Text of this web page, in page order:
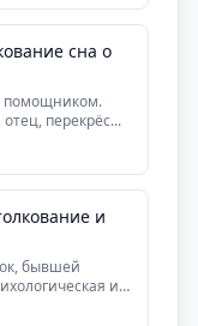
сна о
помощником.
перекрёс...
и
бывшей
и